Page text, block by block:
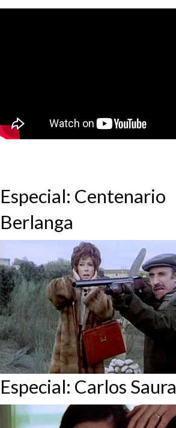
Especial: Centenario
Berlanga
Especial: Carlos Saura